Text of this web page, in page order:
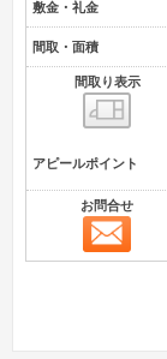
敷金・礼金
間取・面積
間取り表示
アピールポイント
お問合せ